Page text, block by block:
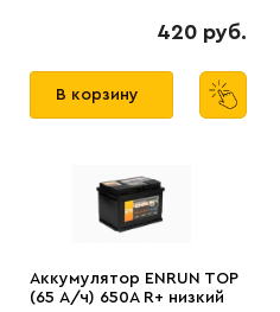
420 руб.
В корзину
Аккумулятор ENRUN TOP
(65 А/ч) 650A R+ низкий